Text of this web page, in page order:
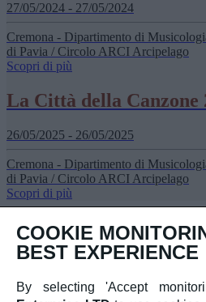
27/05/2024 - 27/05/2024
Cremona - Dipartimento di
di Pavia / Circolo ARCI Arcipelago
Scopri di più
La Città della Canzone
26/05/2025 - 26/05/2025
Cremona - Dipartimento di
di Pavia / Circolo ARCI Arcipelago
Scopri di più
AMMINISTRAZIONE
PRIVACY
COOKIE
BEST EXPERIENCE
By selecting 'Accept